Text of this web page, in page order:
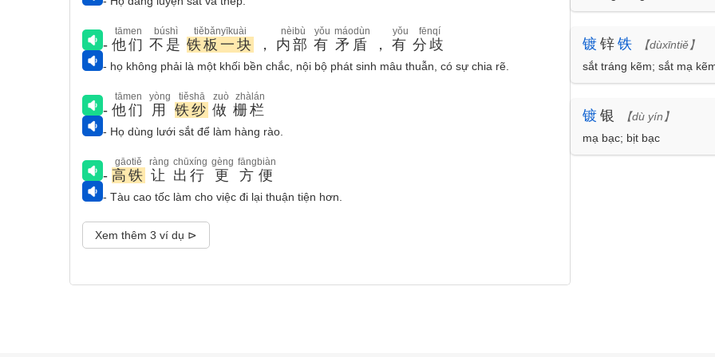
- 他们
tāmen
不是
búshì
铁板一块
tiěbǎnyīkuài
， 内部
nèibù
有
yǒu
矛盾
máodùn
， 有
yǒu
分歧
fēnqí
- họ không phải là một khối bền chắc, nội bộ phát sinh mâu thuẫn, có sự chia rẽ.
- 他们
tāmen
用
yòng
铁纱
tiěshā
做
zuò
栅栏
zhàlán
- Họ dùng lưới sắt để làm hàng rào.
- 高铁
gāotiě
让
ràng
出行
chūxíng
更
gèng
方便
fāngbiàn
- Tàu cao tốc làm cho việc đi lại thuận tiện hơn.
Xem thêm 3 ví dụ ⊳
镀 锌 铁
【dùxīntiě】
sắt tráng kẽm; sắt mạ
镀 银
【dù yín】
mạ bạc; bịt bạc